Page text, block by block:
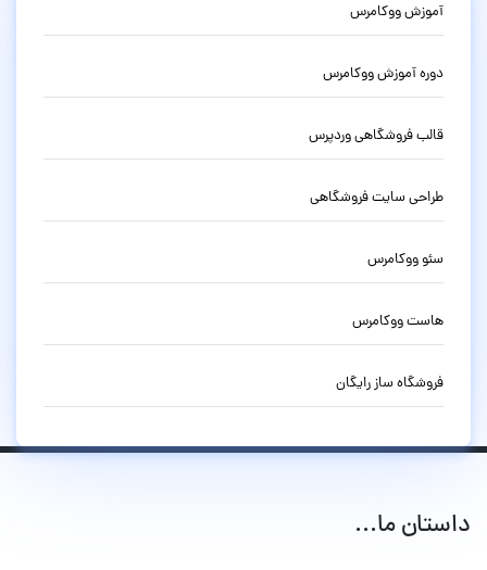
آموزش ووکامرس
دوره آموزش ووکامرس
قالب فروشگاهی وردپرس
طراحی سایت فروشگاهی
سئو ووکامرس
هاست ووکامرس
فروشگاه ساز رایگان
داستان ما...